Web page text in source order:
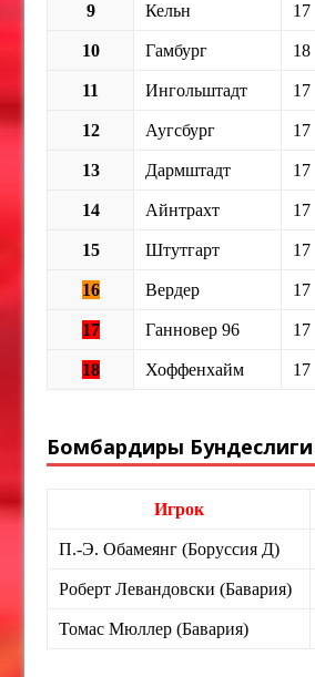
9 Кельн 17
10 Гамбург 18
11 Ингольштадт 17
12 Аугсбург 17
13 Дармштадт 17
14 Айнтрахт 17
15 Штутгарт 17
16 Вердер 17
17 Ганновер 96 17
18 Хоффенхайм 17
Бомбардиры Бундеслиги
Игрок
П.-Э. Обамеянг (Боруссия Д)
Роберт Левандовски (Бавария)
Томас Мюллер (Бавария)